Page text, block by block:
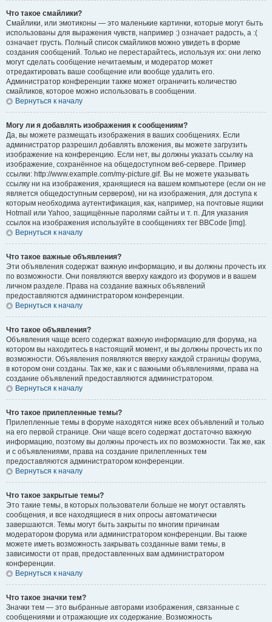
Что такое смайлики?
Смайлики, или эмотиконы — это маленькие картинки, которые могут быть
использованы для выражения чувств, например :) означает радость, а :(
означает грусть. Полный список смайликов можно увидеть в форме
создания сообщений. Только не перестарайтесь, используя их: они легко
могут сделать сообщение нечитаемым, и модератор может
отредактировать ваше сообщение или вообще удалить его.
Администратор конференции также может ограничить количество
смайликов, которое можно использовать в сообщении.
Вернуться к началу
Могу ли я добавлять изображения к сообщениям?
Да, вы можете размещать изображения в ваших сообщениях. Если
администратор разрешил добавлять вложения, вы можете загрузить
изображение на конференцию. Если нет, вы должны указать ссылку на
изображение, сохранённое на общедоступном веб-сервере. Пример
ссылки: http://www.example.com/my-picture.gif. Вы не можете указывать
ссылку ни на изображения, хранящиеся на вашем компьютере (если он не
является общедоступным сервером), ни на изображения, для доступа к
которым необходима аутентификация, как, например, на почтовые ящики
Hotmail или Yahoo, защищённые паролями сайты и т. п. Для указания
ссылок на изображения используйте в сообщениях тег BBCode [img].
Вернуться к началу
Что такое важные объявления?
Эти объявления содержат важную информацию, и вы должны прочесть их
по возможности. Они появляются вверху каждого из форумов и в вашем
личном разделе. Права на создание важных объявлений
предоставляются администратором конференции.
Вернуться к началу
Что такое объявления?
Объявления чаще всего содержат важную информацию для форума, на
котором вы находитесь в настоящий момент, и вы должны прочесть их по
возможности. Объявления появляются вверху каждой страницы форума,
в котором они созданы. Так же, как и с важными объявлениями, права на
создание объявлений предоставляются администратором.
Вернуться к началу
Что такое прилепленные темы?
Прилепленные темы в форуме находятся ниже всех объявлений и только
на его первой странице. Они чаще всего содержат достаточно важную
информацию, поэтому вы должны прочесть их по возможности. Так же, как
и с объявлениями, права на создание прилепленных тем
предоставляются администратором конференции.
Вернуться к началу
Что такое закрытые темы?
Это такие темы, в которых пользователи больше не могут оставлять
сообщения, и все находящиеся в них опросы автоматически
завершаются. Темы могут быть закрыты по многим причинам
модератором форума или администратором конференции. Вы также
можете иметь возможность закрывать созданные вами темы, в
зависимости от прав, предоставленных вам администратором
конференции.
Вернуться к началу
Что такое значки тем?
Значки тем — это выбранные авторами изображения, связанные с
сообщениями и отражающие их содержание. Возможность